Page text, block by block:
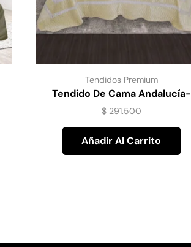
Tendidos Premium
Tendido De Cama Andalucía-
Amarillo
$291.500
Añadir Al Carrito